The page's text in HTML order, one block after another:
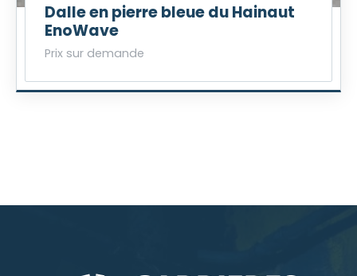
Dalle en pierre bleue du Hainaut
EnoWave
Prix sur demande